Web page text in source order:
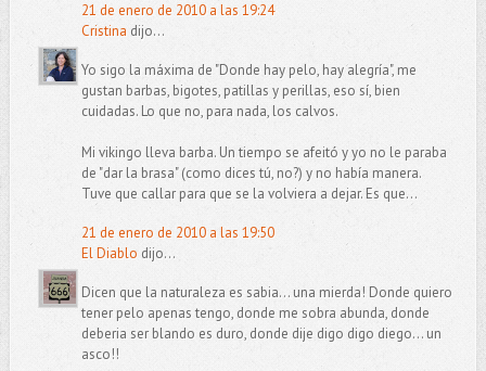
21 de enero de 2010 a las 19:24
Cristina dijo...
Yo sigo la máxima de "Donde hay pelo, hay alegría", me
gustan barbas, bigotes, patillas y perillas, eso sí, bien
cuidadas. Lo que no, para nada, los calvos.
Mi vikingo lleva barba. Un tiempo se afeitó y yo no le paraba
de "dar la brasa" (como dices tú, no?) y no había manera.
Tuve que callar para que se la volviera a dejar. Es que...
21 de enero de 2010 a las 19:50
El Diablo dijo...
Dicen que la naturaleza es sabia... una mierda! Donde quiero
tener pelo apenas tengo, donde me sobra abunda, donde
deberia ser blando es duro, donde dije digo digo diego... un
asco!!